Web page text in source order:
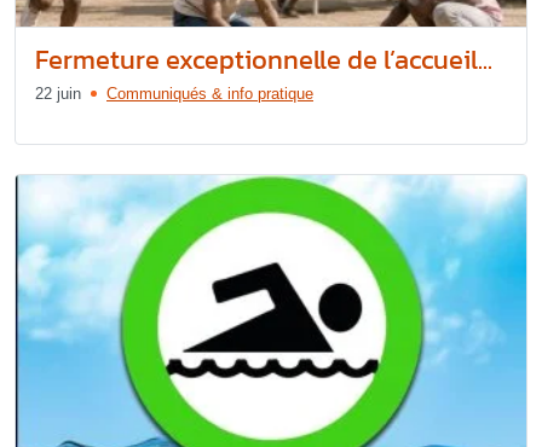
Fermeture exceptionnelle de l’accueil...
22 juin Communiqués & info pratique